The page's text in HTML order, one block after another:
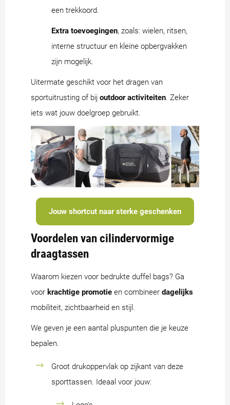
een trekkoord.
Extra toevoegingen, zoals: wielen, ritsen,
interne structuur en kleine opbergvakken
zijn mogelijk.
Uitermate geschikt voor het dragen van
sportuitrusting of bij outdoor activiteiten. Zeker
iets wat jouw doelgroep gebruikt.
Jouw shortcut naar sterke geschenken
Voordelen van cilindervormige
draagtassen
Waarom kiezen voor bedrukte duffel bags? Ga
voor krachtige promotie en combineer dagelijks
mobiliteit, zichtbaarheid en stijl.
We geven je een aantal pluspunten die je keuze
bepalen.
Groot drukoppervlak op zijkant van deze
sporttassen. Ideaal voor jouw: